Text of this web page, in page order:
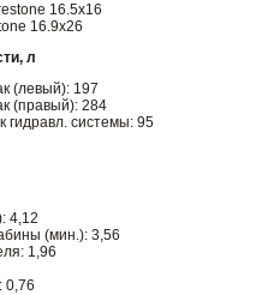
16.5x16
16.9x26
л
(левый): 197
(правый): 284
гидравл. системы: 95
4,12
(мин.): 3,56
1,96
0,76